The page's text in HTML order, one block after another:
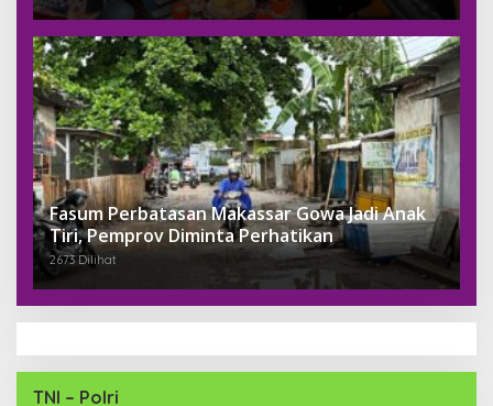
Fasum Perbatasan Makassar Gowa Jadi Anak
Tiri, Pemprov Diminta Perhatikan
2673 Dilihat
TNI – Polri